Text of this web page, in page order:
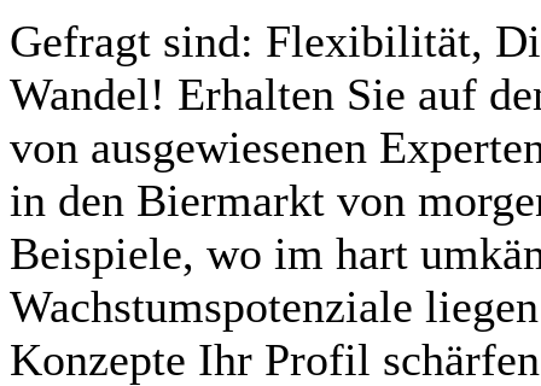
Gefragt sind: Flexibilität,
Wandel! Erhalten Sie auf
von ausgewiesenen
in den Biermarkt von
Beispiele, wo im hart
Wachstumspotenziale
Konzepte Ihr Profil